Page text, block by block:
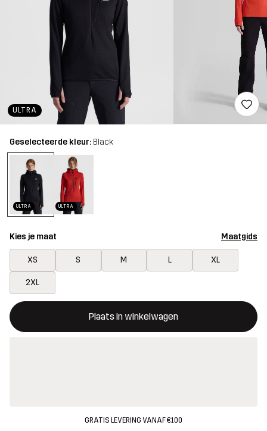
ULTRA
Geselecteerde kleur: Black
ULTRA ULTRA
Kies je maat Maatgids
XS S M L XL
2XL
Plaats in winkelwagen
Deze knop opent een modal met de bevestiging van een
{{size}} niet beschikbaar
GRATIS LEVERING VANAF €100